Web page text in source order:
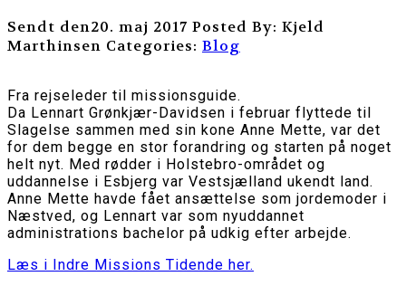
Sendt den20. maj 2017 Posted By: Kjeld
Marthinsen Categories: Blog
Fra rejseleder til missionsguide.
Da Lennart Grønkjær-Davidsen i februar flyttede til
Slagelse sammen med sin kone Anne Mette, var det
for dem begge en stor forandring og starten på noget
helt nyt. Med rødder i Holstebro-området og
uddannelse i Esbjerg var Vestsjælland ukendt land.
Anne Mette havde fået ansættelse som jordemoder i
Næstved, og Lennart var som nyuddannet
administrations bachelor på udkig efter arbejde.
Læs i Indre Missions Tidende her.